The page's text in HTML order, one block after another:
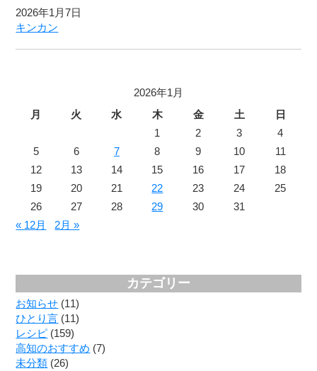
2026年1月7日
キンカン
2026年1月
月
火 水 木 金 土
日
1
2 3
4
5
6 7 8 9 10
11
12
13 14 15 16 17
18
19
20 21 22 23 24
25
26
27 28 29 30
31
« 12月
2月 »
カテゴリー
お知らせ (11)
ひとり言 (11)
レシピ (159)
高知のおすすめ (7)
未分類 (26)